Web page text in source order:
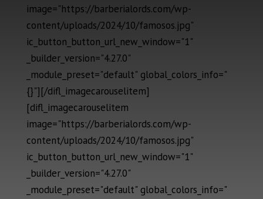
image="https://barberialords.com/wp-
content/uploads/2024/10/famosos.jpg"
ic_button_button_url_new_window="1"
_builder_version="4.27.0"
_module_preset="default" global_colors_info="
{}"][/difl_imagecarouselitem]
[difl_imagecarouselitem
image="https://barberialords.com/wp-
content/uploads/2024/10/famosos.jpg"
ic_button_button_url_new_window="1"
_builder_version="4.27.0"
_module_preset="default" global_colors_info="